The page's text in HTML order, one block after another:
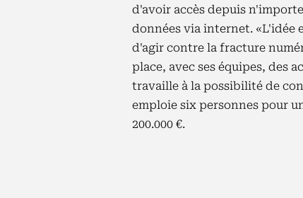
d'avoir accès depuis
données via internet. «L'idée
d'agir contre la fracture
place, avec ses équipes, des
travaille à la possibilité de
emploie six personnes pour
200.000 €.